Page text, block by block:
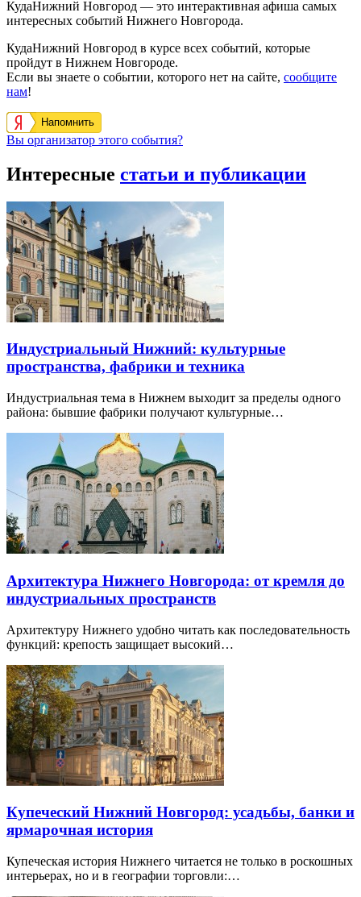
КудаНижний Новгород — это интерактивная афиша самых
интересных событий Нижнего Новгорода.
КудаНижний Новгород в курсе всех событий, которые
пройдут в Нижнем Новгороде.
Если вы знаете о событии, которого нет на сайте, сообщите
нам!
Напомнить
Вы организатор этого события?
Интересные статьи и публикации
Индустриальный Нижний: культурные
пространства, фабрики и техника
Индустриальная тема в Нижнем выходит за пределы одного
района: бывшие фабрики получают культурные…
Архитектура Нижнего Новгорода: от кремля до
индустриальных пространств
Архитектуру Нижнего удобно читать как последовательность
функций: крепость защищает высокий…
Купеческий Нижний Новгород: усадьбы, банки и
ярмарочная история
Купеческая история Нижнего читается не только в роскошных
интерьерах, но и в географии торговли:…